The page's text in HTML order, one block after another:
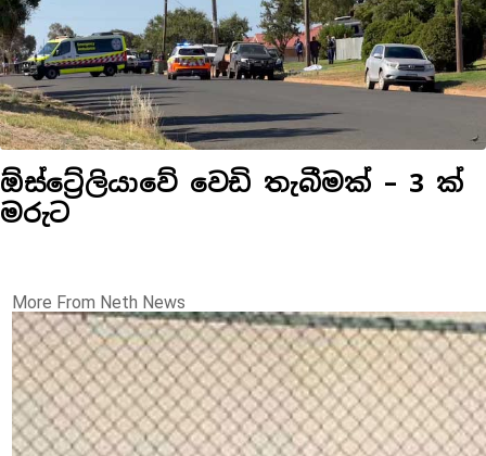
ඕස්ට්‍රේලියාවේ වෙඩි තැබීමක් – 3 ක්
මරුට
More From Neth News